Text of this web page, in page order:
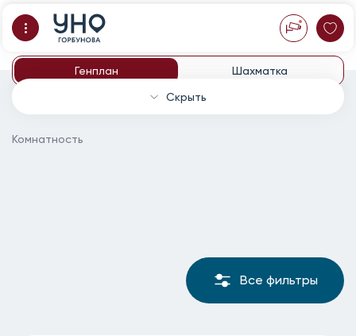
Генплан
Шахматка
Скрыть
Комнатность
Все фильтры